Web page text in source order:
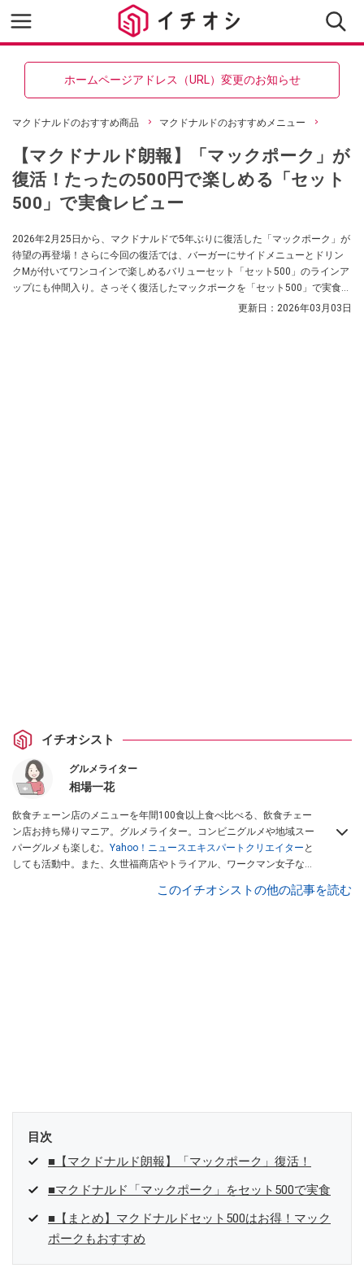
ホームページアドレス（URL）変更のお知らせ
マクドナルドのおすすめ商品 マクドナルドのおすすめメニュー
【マクドナルド朗報】「マックポーク」が
復活！たったの500円で楽しめる「セット
500」で実食レビュー
2026年2月25日から、マクドナルドで5年ぶりに復活した「マックポーク」が
待望の再登場！さらに今回の復活では、バーガーにサイドメニューとドリン
クMが付いてワンコインで楽しめるバリューセット「セット500」のラインア
ップにも仲間入り。さっそく復活したマックポークを「セット500」で実食し
てみました。懐かしさを感じる方も、初めて味わう方も、ぜひとも参考にし
更新日： 2026年03月03日
イチオシスト
グルメライター
相場一花
飲食チェーン店のメニューを年間100食以上食べ比べる、飲食チェー
ン店お持ち帰りマニア。グルメライター。コンビニグルメや地域スー
パーグルメも楽しむ。 Yahoo！ニュースエキスパートクリエイター と
しても活動中。また、久世福商店やトライアル、ワークマン女子など
、集英社「週刊プレイボーイ」、宝島
このイチオシストの他の記事を読む
目次
■【マクドナルド朗報】「マックポーク」復活！
■マクドナルド「マックポーク」をセット500で実食
■【まとめ】マクドナルドセット500はお得！マック
ポークもおすすめ